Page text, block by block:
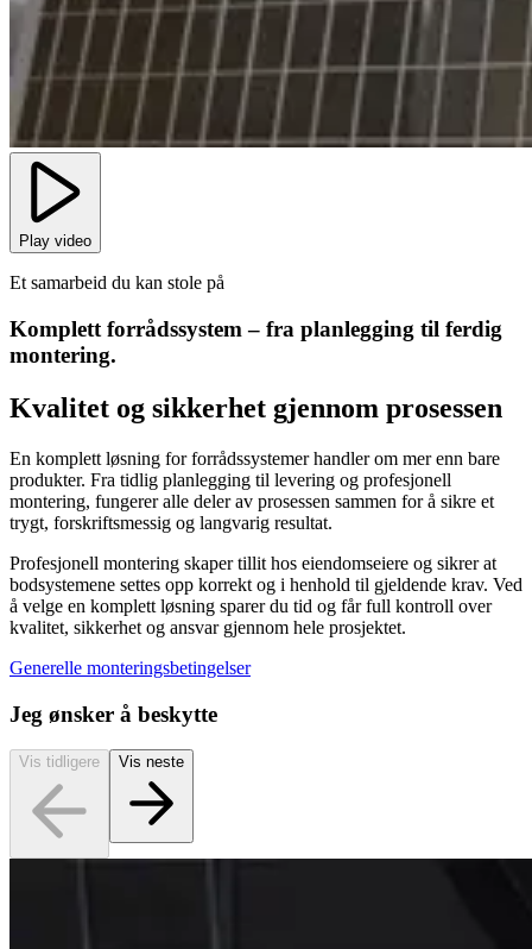
Play video
Et samarbeid du kan stole på
Komplett forrådssystem – fra planlegging til ferdig
montering.
Kvalitet og sikkerhet gjennom prosessen
En komplett løsning for forrådssystemer handler om mer enn bare
produkter. Fra tidlig planlegging til levering og profesjonell
montering, fungerer alle deler av prosessen sammen for å sikre et
trygt, forskriftsmessig og langvarig resultat.
Profesjonell montering skaper tillit hos eiendomseiere og sikrer at
bodsystemene settes opp korrekt og i henhold til gjeldende krav. Ved
å velge en komplett løsning sparer du tid og får full kontroll over
kvalitet, sikkerhet og ansvar gjennom hele prosjektet.
Generelle monteringsbetingelser
Jeg ønsker å beskytte
Vis tidligere Vis neste